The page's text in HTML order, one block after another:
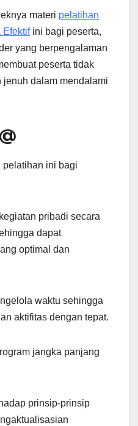
materi pelatihan
Efektifini bagi peserta,
yang berpengalaman
peserta tidak
jenuh dalam mendalami
pelatihan ini bagi
pribadi secara
dapat
optimal dan
waktu sehingga
aktifitas dengan tepat.
jangka panjang
prinsip-prinsip